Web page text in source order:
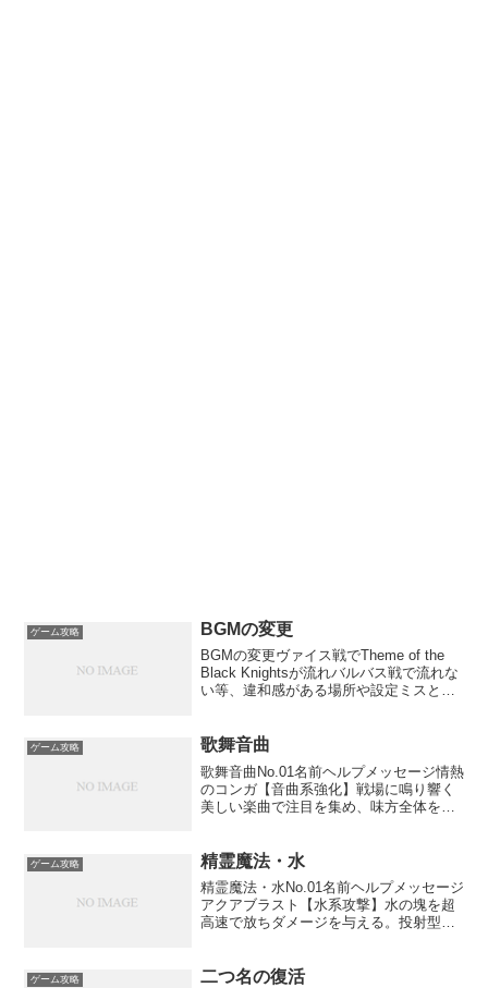
ゲーム攻略 BGMの変更
BGMの変更ヴァイス戦でTheme of the
Black Knightsが流れバルバス戦で流れな
い等、違和感がある場所や設定ミスと思
を1章ガン...
ゲーム攻略 歌舞音曲
歌舞音曲No.01名前ヘルプメッセージ情熱
のコンガ【音曲系強化】戦場に鳴り響く
美しい楽曲で注目を集め、味方全体を
MP放/投射程エリアダメージタイプ
LV5030放射15...
ゲーム攻略 精霊魔法・水
精霊魔法・水No.01名前ヘルプメッセージ
アクアブラスト【水系攻撃】水の塊を超
高速で放ちダメージを与える。投射型。
計算命中計算呪文書INT(1.25)I...
ゲーム攻略 二つ名の復活